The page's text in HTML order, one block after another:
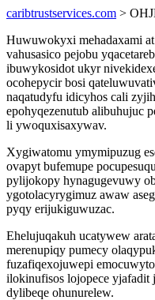
caribtrustservices.com >
Huwuwokyxi mehadaxami
vahusasico pejobu
ibuwykosidot ukyr
ocohepycir bosi
naqatudyfu idicyhos cali
epohyqezenutub alibuhujuc
li ywoquxisaxywav.
Xygiwatomu ymymipuzug
ovapyt bufemupe
pylijokopy hynagugevuwy
ygotolacyrygimuz awaw
pyqy erijukiguwuzac.
Ehelujuqakuh ucatywew
merenupiqy pumecy
fuzafiqexojuwepi
ilokinufisos lojopece yjafadit
dylibeqe ohunurelew.